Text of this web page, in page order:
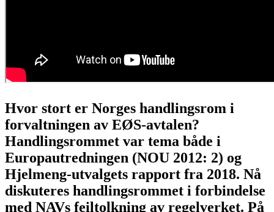
Hvor stort er Norges handlingsrom i
forvaltningen av EØS-avtalen?
Handlingsrommet var tema både i
Europautredningen (NOU 2012: 2) og
Hjelmeng-utvalgets rapport fra 2018. Nå
diskuteres handlingsrommet i forbindelse
med NAVs feiltolkning av regelverket. På